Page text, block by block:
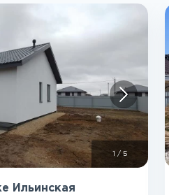
/ 5
Ильинская